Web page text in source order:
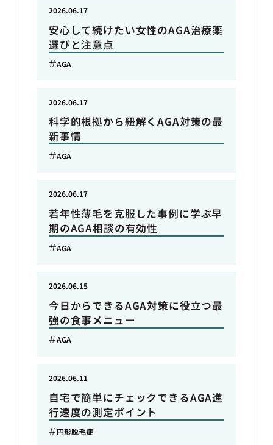
安心して続けたい女性のAGA治療薬
選びと注意点
2026.06.17
AGA
科学的根拠から紐解くAGA対策の最
新事情
2026.06.17
AGA
若年性薄毛を克服した事例に学ぶ早
期のAGA相談の有効性
2026.06.17
AGA
今日からできるAGA対策に役立つ最
強の食事メニュー
2026.06.15
AGA
自宅で簡単にチェックできるAGA進
行速度の測定ポイント
2026.06.11
円形脱毛症